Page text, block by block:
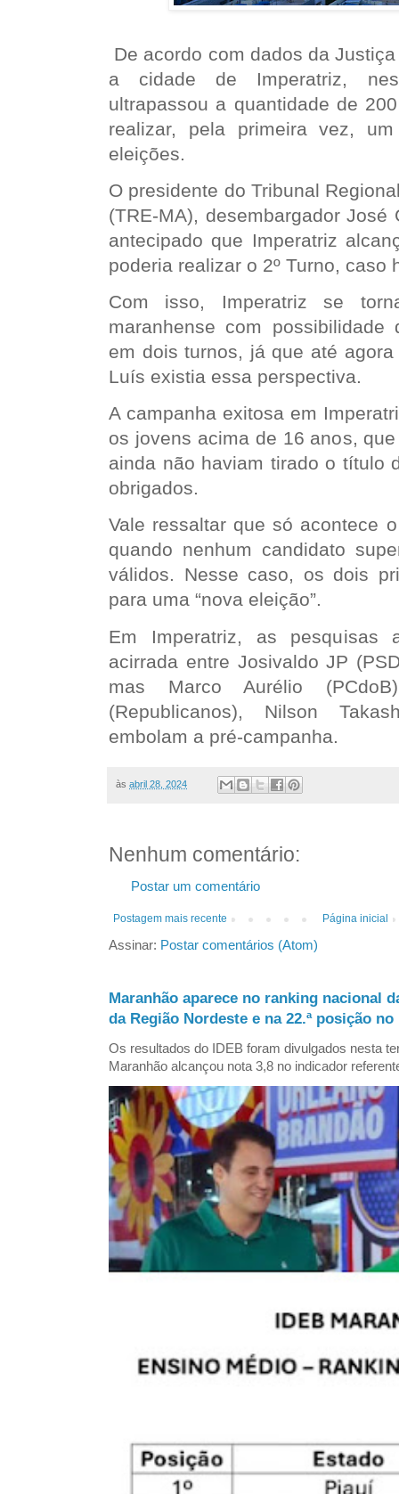
De acordo com dados da
a cidade de Imperatriz,
ultrapassou a quantidade de
realizar, pela primeira vez,
eleições.
O presidente do Tribunal
(TRE-MA), desembargador
antecipado que Imperatriz
poderia realizar o 2º Turno, caso
Com isso, Imperatriz se
maranhense com
em dois turnos, já que até
Luís existia essa perspectiva.
A campanha exitosa em
os jovens acima de 16 anos,
ainda não haviam tirado o título
obrigados.
Vale ressaltar que só acontece
quando nenhum candidato
válidos. Nesse caso, os dois
para uma “nova eleição”.
Em Imperatriz, as pesquisas
acirrada entre Josivaldo JP
mas Marco Aurélio
(Republicanos), Nilson
embolam a pré-campanha.
às abril 28, 2024
Nenhum comentário:
Postar um comentário
Postagem mais recente Página inicial
Assinar: Postar comentários (Atom)
Maranhão aparece no ranking nacional
da Região Nordeste e na 22.ª posição
Os resultados do IDEB foram divulgados nesta
Maranhão alcançou nota 3,8 no indicador